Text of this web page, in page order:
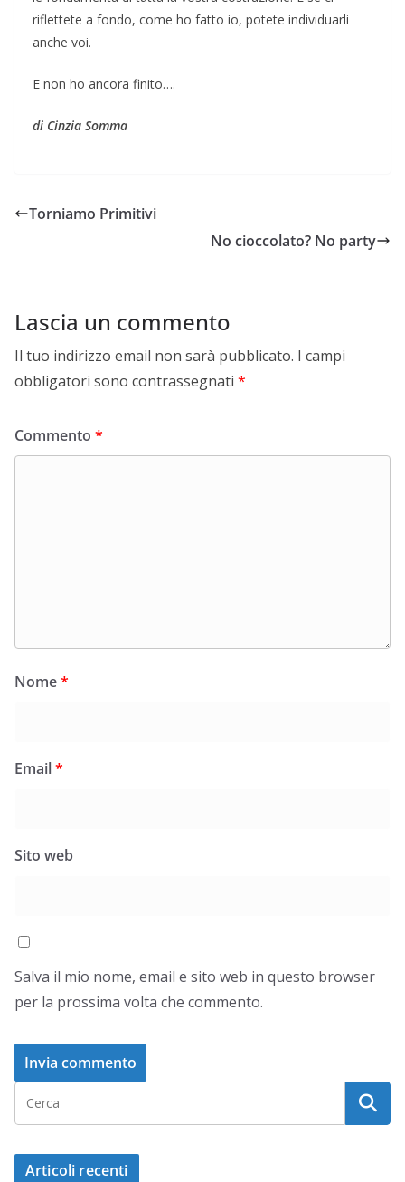
riflettete a fondo, come ho fatto io, potete individuarli
anche voi.
E non ho ancora finito….
di Cinzia Somma
Torniamo Primitivi
No cioccolato? No party
Lascia un commento
Il tuo indirizzo email non sarà pubblicato. I campi
obbligatori sono contrassegnati *
Commento *
Nome*
Email*
Sito web
Salva il mio nome, email e sito web in questo browser
per la prossima volta che commento.
Articoli recenti